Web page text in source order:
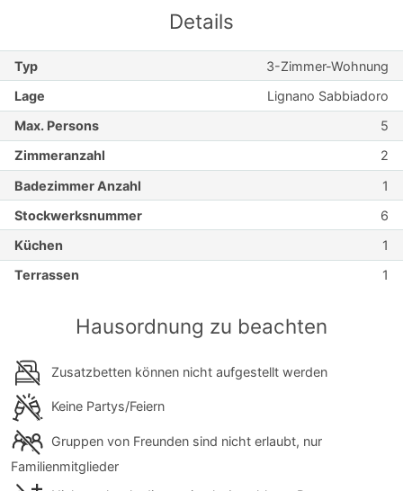
Details
Typ
3-Zimmer-Wohnung
Lage
Lignano Sabbiadoro
Max. Persons
5
Zimmeranzahl
2
Badezimmer Anzahl
1
Stockwerksnummer
6
Küchen
1
Terrassen
1
Hausordnung zu beachten
Zusatzbetten können nicht aufgestellt werden
Keine Partys/Feiern
Gruppen von Freunden sind nicht erlaubt, nur
Familienmitglieder